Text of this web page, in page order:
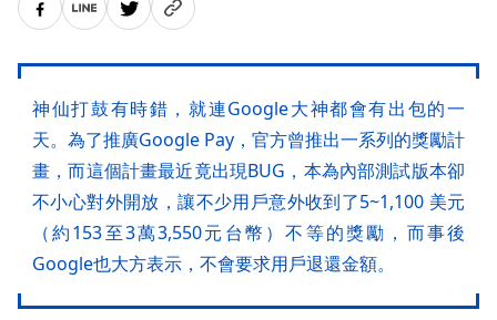
神仙打鼓有時錯，就連Google大神都會有出包的一
天。為了推廣Google Pay，官方曾推出一系列的獎勵計
畫，而這個計畫最近竟出現BUG，本為內部測試版本卻
不小心對外開放，讓不少用戶意外收到了5~1,100 美元
（約153至3萬3,550元台幣）不等的獎勵，而事後
Google也大方表示，不會要求用戶退還金額。